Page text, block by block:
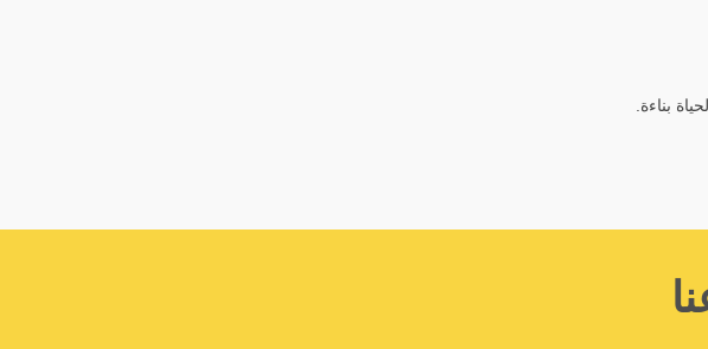
بناءة.